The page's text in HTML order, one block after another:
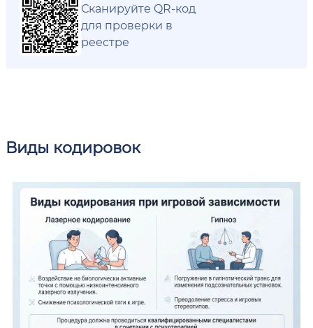
Сканируйте QR-код
для проверки в
реестре
Виды кодировок